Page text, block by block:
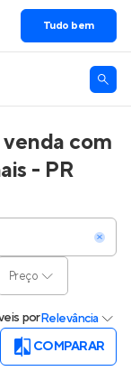
Tudo bem
com
- PR
Preço
porRelevância
COMPARAR